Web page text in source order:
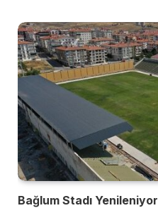
Bağlum Stadı Yenileniyor